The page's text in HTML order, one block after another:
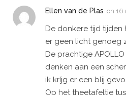
Ellen van de Plas on 16
De donkere tijd tijden
er geen licht genoeg
De prachtige
denken aan een
ik krIjg er een blij
Op het theetafeltje